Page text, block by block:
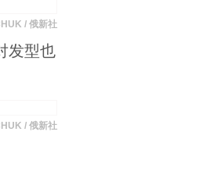
/ 俄新社
发型也
/ 俄新社